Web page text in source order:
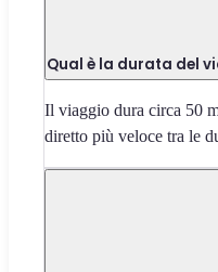
Qual è la durata del
Il viaggio dura circa 50
diretto più veloce tra le